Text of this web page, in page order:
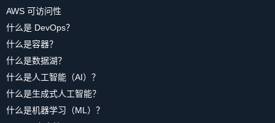
AWS 可访问性
什么是 DevOps？
什么是容器？
什么是数据湖？
什么是人工智能（AI）？
什么是生成式人工智能？
什么是机器学习（ML）？